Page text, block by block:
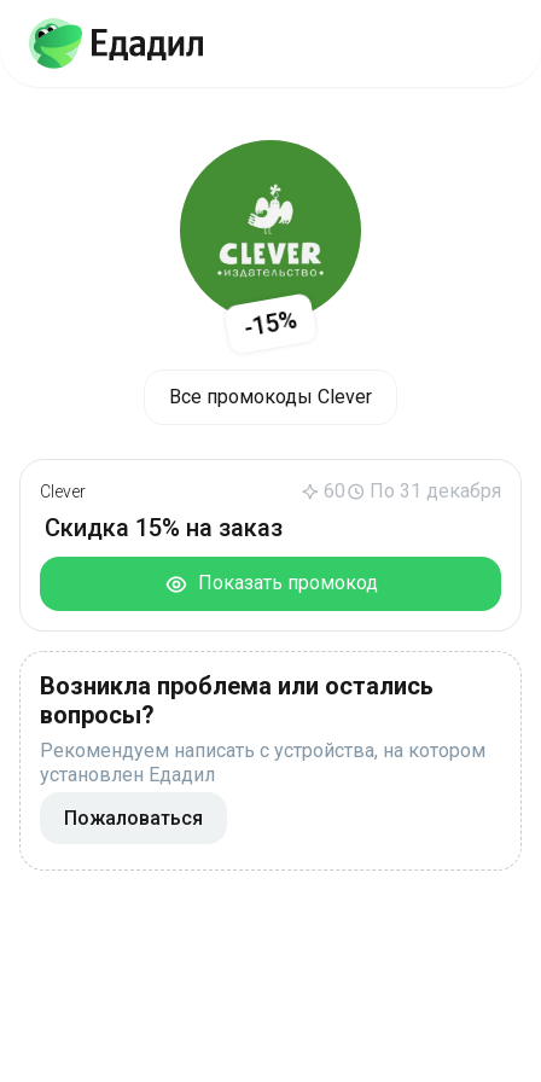
-15%
Все промокоды Clever
Clever 60 По 31 декабря
Скидка 15% на заказ
Показать промокод
Возникла проблема или остались
вопросы?
Рекомендуем написать с устройства, на котором
установлен Едадил
Пожаловаться